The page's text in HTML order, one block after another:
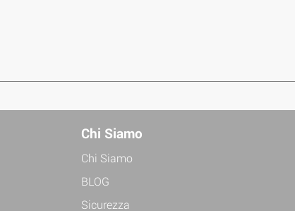
Chi Siamo
Chi Siamo
BLOG
Sicurezza